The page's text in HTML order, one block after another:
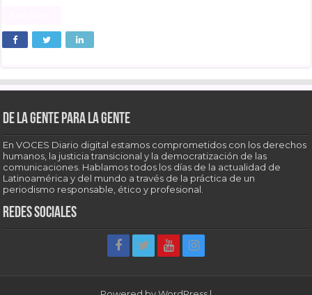
De la gente para la gente
En VOCES Diario digital estamos comprometidos con los derechos
humanos, la justicia transicional y la democratización de las
comunicaciones. Hablamos todos los días de la actualidad de
Latinoamérica y del mundo a través de la práctica de un
periodismo responsable, ético y profesional.
Redes sociales